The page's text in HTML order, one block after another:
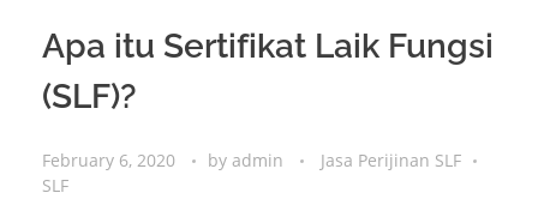
Apa itu Sertifikat Laik Fungsi
(SLF)?
February 6, 2020 by admin
Jasa Perijinan SLF
SLF